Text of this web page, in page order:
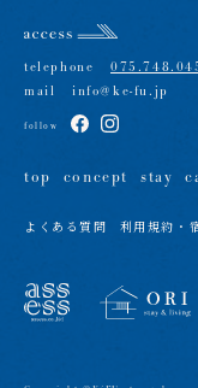
telephone
mail info@ke-fu.jp
follow
top concept stay
よくある質問 利用規約・